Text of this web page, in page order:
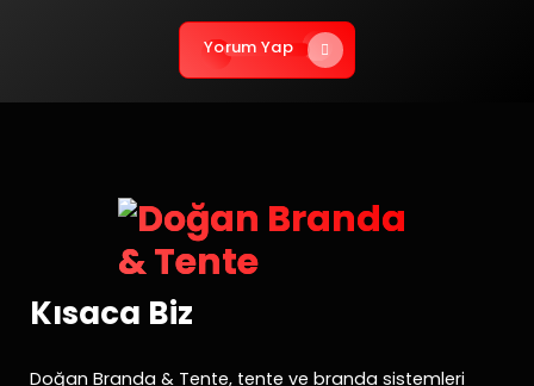
Yorum Yap
Kısaca Biz
Doğan Branda & Tente, tente ve branda sistemleri